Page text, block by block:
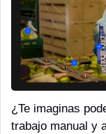
¿Te imaginas
trabajo manual y